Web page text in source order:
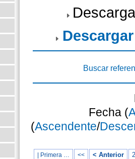
Buscar
Fecha (
(Ascendente/
| Primera … << < Anterior